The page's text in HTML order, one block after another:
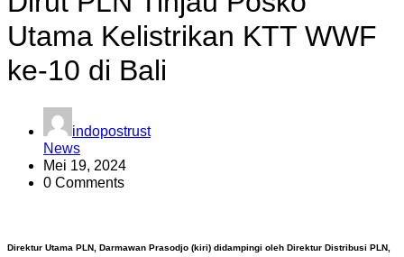
Utama Kelistrikan KTT WWF
ke-10 di Bali
indopostrust
News
Mei 19, 2024
0 Comments
Direktur Utama PLN, Darmawan Prasodjo (kiri) didampingi oleh Direktur Distribusi PLN,